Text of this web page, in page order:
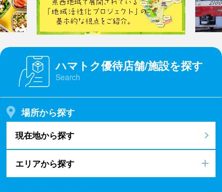
ハマトク優待店舗/施設を探す
Search
場所から探す
現在地から探す
エリアから探す